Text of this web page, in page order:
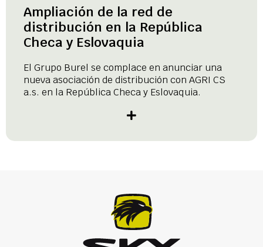
Ampliación de la red de
distribución en la República
Checa y Eslovaquia
El Grupo Burel se complace en anunciar una
nueva asociación de distribución con AGRI CS
a.s. en la República Checa y Eslovaquia.